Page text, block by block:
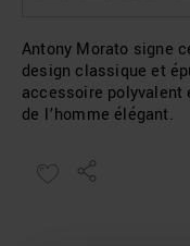
Antony Morato signe
design classique et
accessoire polyvalent
de l’homme élégant.